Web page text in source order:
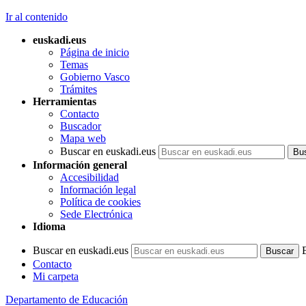
Ir al contenido
euskadi.eus
Página de inicio
Temas
Gobierno Vasco
Trámites
Herramientas
Contacto
Buscador
Mapa web
Buscar en euskadi.eus
Información general
Accesibilidad
Información legal
Política de cookies
Sede Electrónica
Idioma
Buscar en euskadi.eus
Contacto
Mi carpeta
Departamento de Educación